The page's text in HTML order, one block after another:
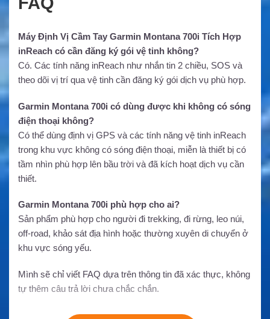
Máy Định Vị Cầm Tay Garmin Montana 700i Tích Hợp
inReach có cần đăng ký gói vệ tinh không?
Có. Các tính năng inReach như nhắn tin 2 chiều, SOS và
theo dõi vị trí qua vệ tinh cần đăng ký gói dịch vụ phù hợp.
Garmin Montana 700i có dùng được khi không có sóng
điện thoại không?
Có thể dùng định vị GPS và các tính năng vệ tinh inReach
trong khu vực không có sóng điện thoại, miễn là thiết bị có
tầm nhìn phù hợp lên bầu trời và đã kích hoạt dịch vụ cần
thiết.
Garmin Montana 700i phù hợp cho ai?
Sản phẩm phù hợp cho người đi trekking, đi rừng, leo núi,
off-road, khảo sát địa hình hoặc thường xuyên di chuyển ở
khu vực sóng yếu.
Mình sẽ chỉ viết FAQ dựa trên thông tin đã xác thực, không
tự thêm câu trả lời chưa chắc chắn.